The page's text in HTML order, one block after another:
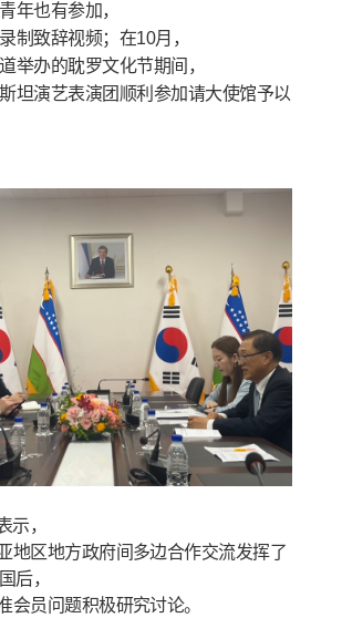
年也有参加，
制致辞视频；在10月，
举办的耽罗文化节期间，
坦演艺表演团顺利参加请大使馆予以
，
地区地方政府间多边合作交流发挥了
后，
会员问题积极研究讨论。